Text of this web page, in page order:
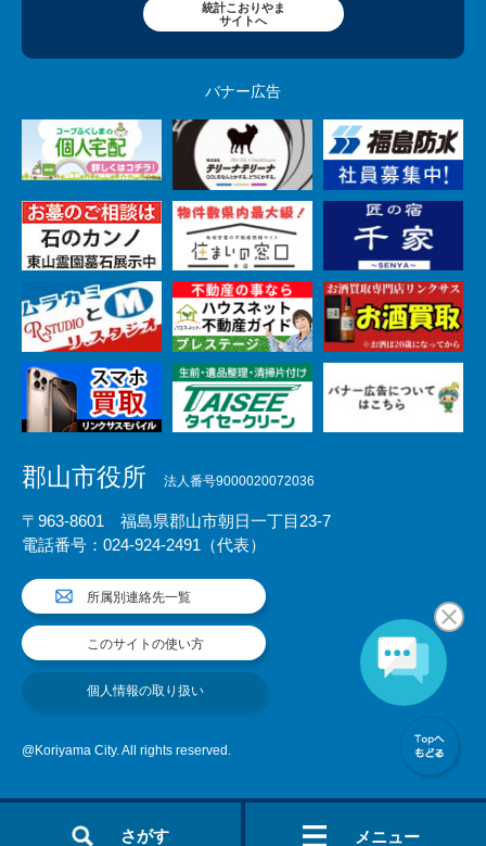
さがす メニュー
統計こおりやま
サイトへ
バナー広告
郡山市役所 法人番号9000020072036
〒963-8601 福島県郡山市朝日一丁目23-7
電話番号：024-924-2491（代表）
所属別連絡先一覧
このサイトの使い方
個人情報の取り扱い
@Koriyama City. All rights reserved.